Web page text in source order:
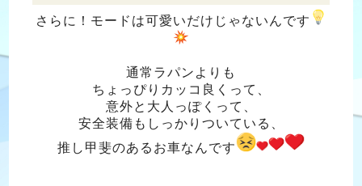
さらに！モードは可愛いだけじゃないんです
通常ラパンよりも
ちょっぴりカッコ良くって、
意外と大人っぽくって、
安全装備もしっかりついている、
推し甲斐のあるお車なんです